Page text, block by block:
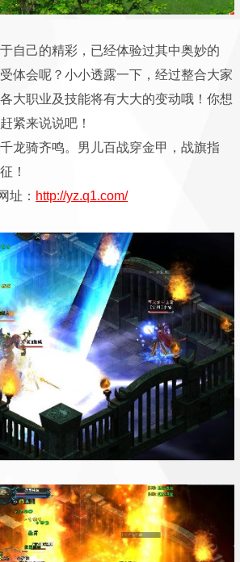
自己的精彩，已经体验过其中奥妙的
体会呢？小小透露一下，经过整合大家
大职业及技能将有大大的变动哦！你想
紧来说说吧！
龙骑齐鸣。男儿百战穿金甲，战旗指
！
址： http://yz.q1.com/